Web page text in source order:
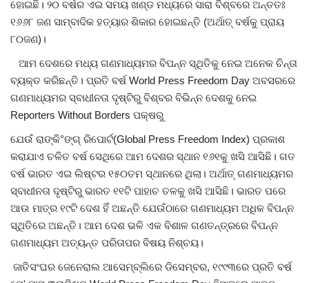
ହୋଇଛି। ୨୦ ବର୍ଷର ଏଇ ସମୟ ଖଣ୍ଡ ମଧ୍ୟରେ ସାରା ବିଶ୍ବରେ ଅନ୍ତତଃ
୧୬୬୮ ଜଣ ସାମ୍ବାଦିକ ହତ୍ୟାର ଶିକାର ହୋଇଛନ୍ତି (ଅର୍ଥାତ୍ ବର୍ଷକୁ ପ୍ରାୟ
୮୦ଜଣ)।
ଆମ ଦେଶରେ ମଧ୍ୟ ଗଣମାଧ୍ୟମର ବିପନ୍ନ ସ୍ଥିତିକୁ ନେଇ ଅନେକ ଚିନ୍ତା
ବ୍ୟକ୍ତ କରିଛନ୍ତି। ପ୍ରତି ବର୍ଷ World Press Freedom Day ଅବସରରେ
ଗଣମାଧ୍ୟମର ସ୍ବାଧୀନତା ଦୃଷ୍ଟିରୁ ବିଶ୍ବର ବିଭିନ୍ନ ଦେଶକୁ ନେଇ
Reporters Without Borders ପକ୍ଷରୁ
ଯେଉଁ ରାଙ୍କି°ଙ୍ଗ୍ ରିପୋର୍ଟ(Global Press Freedom Index) ପ୍ରକାଶ
କରାଯାଏ ଚଳିତ ବର୍ଷ ସେଥିରେ ଆମ ଦେଶର ସ୍ଥାନ ୧୬୧କୁ ଖସି ଆସିଛି। ଗତ
ବର୍ଷ ଭାରତ ଏଇ ଲିଷ୍ଟର ୧୫୦ତମ ସ୍ଥାନରେ ଥିଲା। ଅର୍ଥାତ୍ ଗଣମାଧ୍ୟମର
ସ୍ବାଧୀନତା ଦୃଷ୍ଟିରୁ ଭାରତ ୧୧ଟି ପାହାଚ ତଳକୁ ଖସି ଆସିଛି। ଭାରତ ପରେ
ଆଉ ମାତ୍ର ୧୯ଟି ଦେଶ ହିଁ ଅଛନ୍ତି ଯେଉଁଠାରେ ଗଣମାଧ୍ୟମ ଅଧିକ ବିପନ୍ନ
ସ୍ଥିତିରେ ଅଛନ୍ତି। ଆମ ଦେଶ ଭଳି ଏକ ବିଶାଳ ଗଣତନ୍ତ୍ରରେ ବିପନ୍ନ
ଗଣମାଧ୍ୟମ ଅତ୍ୟନ୍ତ ପରିତାପର ବିଷୟ ନିଶ୍ଚୟ।
ଜାତିସଂଘର ଜେନେରାଲ ଆସେମ୍ବ୍ଲିରେ ଡିସେମ୍ବର, ୧୯୯୩ରେ ପ୍ରତି ବର୍ଷ